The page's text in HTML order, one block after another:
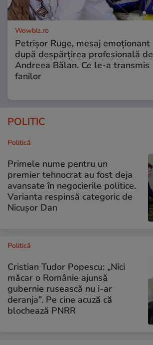
Wowbiz.ro
Petrișor Ruge, mesaj emoționant
după despărțirea profesională de
Andreea Bălan. Ce le-a transmis
fanilor
POLITIC
Politică
Primele nume pentru un
premier tehnocrat au fost deja
avansate în negocierile politice.
Varianta respinsă categoric de
Nicușor Dan
Politică
Cristian Tudor Popescu: „Nici
măcar o Românie ajunsă
gubernie rusească nu i-ar
deranja”. Pe cine acuză că
blochează PNRR